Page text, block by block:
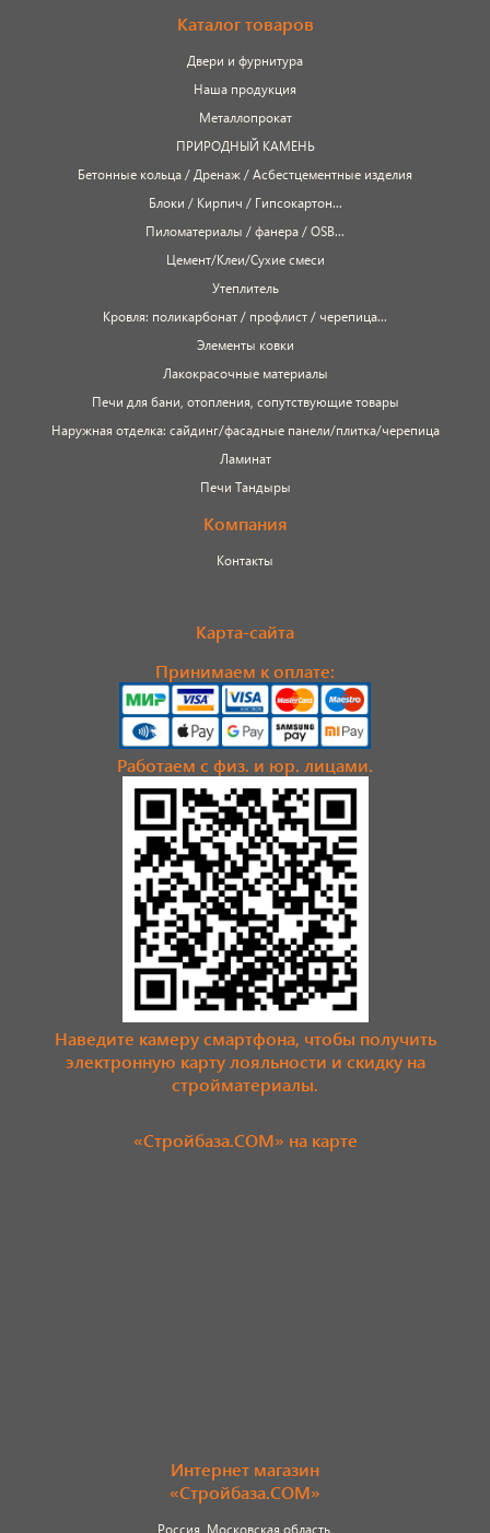
Каталог товаров
Двери и фурнитура
Наша продукция
Металлопрокат
ПРИРОДНЫЙ КАМЕНЬ
Бетонные кольца / Дренаж / Асбестцементные изделия
Блоки / Кирпич / Гипсокартон...
Пиломатериалы / фанера / OSB...
Цемент/Клеи/Сухие смеси
Утеплитель
Кровля: поликарбонат / профлист / черепица...
Элементы ковки
Лакокрасочные материалы
Печи для бани, отопления, сопутствующие товары
Наружная отделка: сайдинг/фасадные панели/плитка/черепица
Ламинат
Печи Тандыры
Компания
Контакты
Карта-сайта
Принимаем к оплате:
Работаем с физ. и юр. лицами.
Наведите камеру смартфона, чтобы получить
электронную карту лояльности и скидку на
стройматериалы.
«Стройбаза.COM» на карте
Интернет магазин
«Стройбаза.COM»
Россия, Московская область,